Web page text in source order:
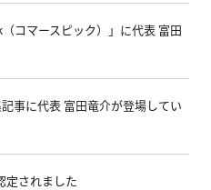
コマースピック）」に代表 富田
事に代表 富田竜介が登場してい
定されました